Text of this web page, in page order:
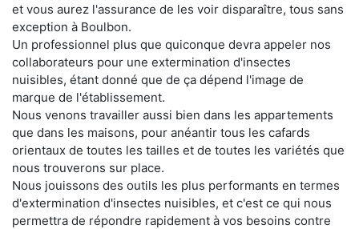
et vous aurez l'assurance de les voir disparaître, tous sans
exception à Boulbon.
Un professionnel plus que quiconque devra appeler nos
collaborateurs pour une extermination d'insectes
nuisibles, étant donné que de ça dépend l'image de
marque de l'établissement.
Nous venons travailler aussi bien dans les appartements
que dans les maisons, pour anéantir tous les cafards
orientaux de toutes les tailles et de toutes les variétés que
nous trouverons sur place.
Nous jouissons des outils les plus performants en termes
d'extermination d'insectes nuisibles, et c'est ce qui nous
permettra de répondre rapidement à vos besoins contre